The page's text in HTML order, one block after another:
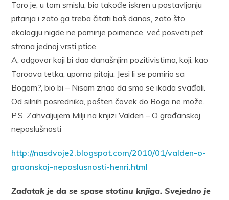
Toro je, u tom smislu, bio takođe iskren u postavljanju
pitanja i zato ga treba čitati baš danas, zato što
ekologiju nigde ne pominje poimence, već posveti pet
strana jednoj vrsti ptice.
A, odgovor koji bi dao današnjim pozitivistima, koji, kao
Toroova tetka, uporno pitaju: Jesi li se pomirio sa
Bogom?, bio bi – Nisam znao da smo se ikada svađali.
Od silnih posrednika, pošten čovek do Boga ne može.
P.S. Zahvaljujem Milji na knjizi Valden – O građanskoj
neposlušnosti
http://nasdvoje2.blogspot.com/2010/01/valden-o-
graanskoj-neposlusnosti-henri.html
Zadatak je da se spase stotinu knjiga. Svejedno je